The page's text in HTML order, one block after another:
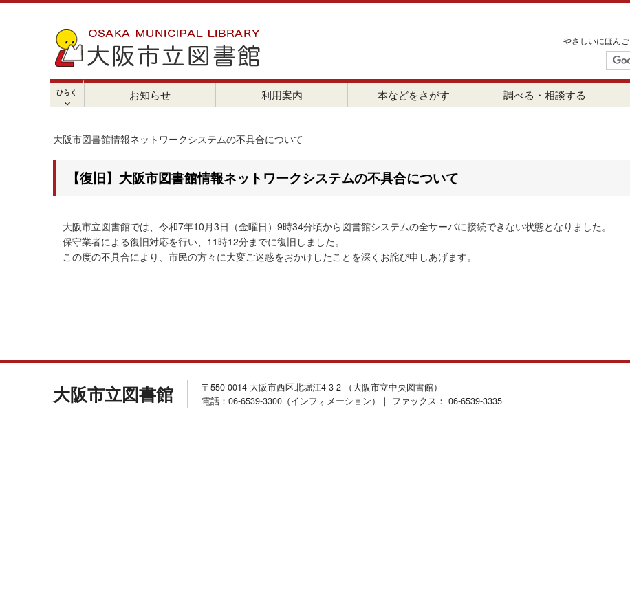
やさしいにほんご
ひらく
chevron_right
お知らせ 利用案内 本などをさがす 調べる・相談する
大阪市図書館情報ネットワークシステムの不具合について
【復旧】大阪市図書館情報ネットワークシステムの不具合について
大阪市立図書館では、令和7年10月3日（金曜日）9時34分頃から図書館システムの全サーバに接続できない状態となりました。
保守業者による復旧対応を行い、11時12分までに復旧しました。
この度の不具合により、市民の方々に大変ご迷惑をおかけしたことを深くお詫び申しあげます。
大阪市立図書館
〒550-0014 大阪市西区北堀江4-3-2 （大阪市立中央図書館）
電話：06-6539-3300（インフォメーション）｜ ファックス： 06-6539-3335